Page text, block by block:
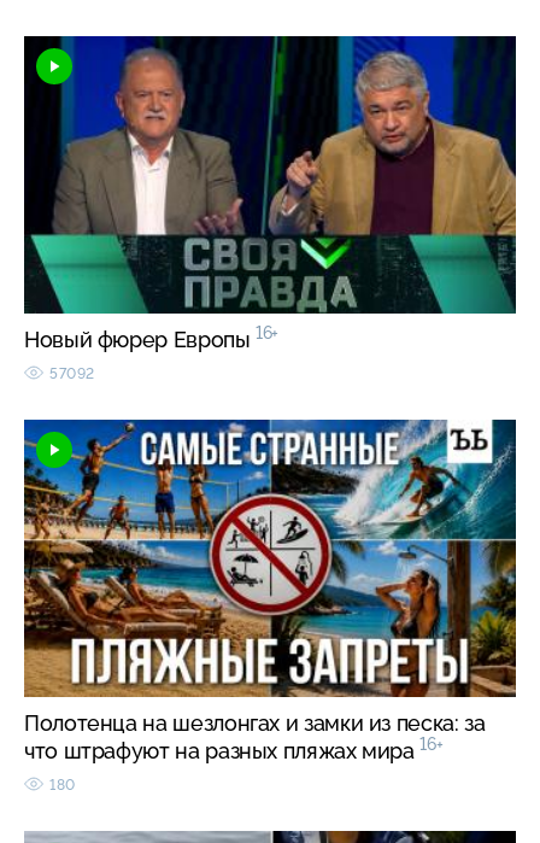
Новый фюрер Европы 16+
57092
Полотенца на шезлонгах и замки из песка: за
что штрафуют на разных пляжах мира 16+
180